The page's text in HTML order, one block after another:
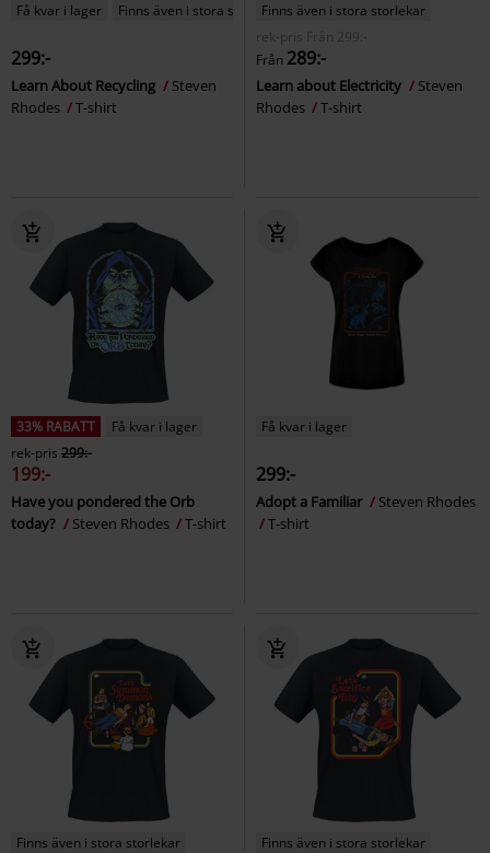
Få kvar i lager Finns även i stora storlekar
299:-
Learn About Recycling
Steven
Rhodes
T-shirt
Finns även i stora storlekar
rek-pris
Från 299:-
Från 289:-
Learn about Electricity
Steven
Rhodes
T-shirt
33% RABATT
Få kvar i lager
rek-pris 299:-
199:-
Have you pondered the Orb
today?
Steven Rhodes T-shirt
Få kvar i lager
299:-
Adopt a Familiar
Steven Rhodes
T-shirt
Finns även i stora storlekar Finns även i stora storlekar